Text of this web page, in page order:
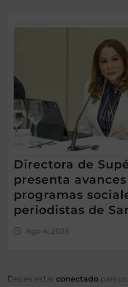
Directora de
presenta
programas
periodistas de
Ago 4, 2026
Debes estar conectado para